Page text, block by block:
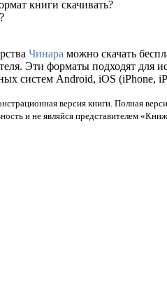
книги скачивать?
Чинара можно скачать
Эти форматы подходят
систем Android, iOS (iPhone,
версия книги. Полная
и не являйся представителем